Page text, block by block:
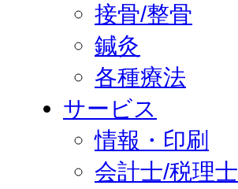
接骨/整骨
鍼灸
各種療法
サービス
情報・印刷
会計士/税理士